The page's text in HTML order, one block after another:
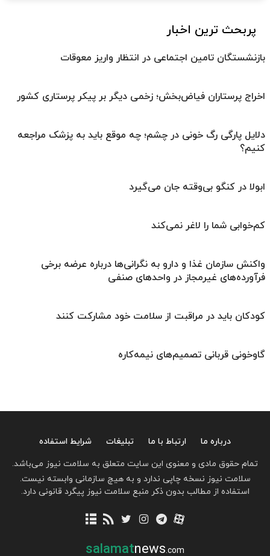
پربحث ترین اخبار
بازنشستگان تامین اجتماعی در انتظار واریز معوقات
اخراج پرستاران فیاض‌بخش؛ زخمی دیگر بر پیکر پرستاری کشور
دلایل پارگی رگ خونی در چشم؛ چه موقع باید به پزشک مراجعه
کنیم؟
ابولا در کنگو بی‌وقته جان می‌گیرد
کم‌خوابی شما را لاغر نمی‌کند
واکنش سازمان غذا و دارو به نگرانی‌ها درباره عرضه برخی
فرآورده‌های غیرمجاز در واحدهای صنفی
کودکان باید در مراقبت از سلامت خود مشارکت کنند
گاوخونی قربانی تصمیم‌های نیمه‌کاره
درباره ما ارتباط با ما تبلیغات
شرایط استفاده
تمام حقوق مادی و معنوی این سایت متعلق به سلامت نیوز می‌باشد.
سلامت نیوز نسخه چاپی ندارد و به هیچ سازمانی وابسته نیست.
استفاده از مطالب بدون ذکر منبع سلامت نیوز پیگرد قانونی دارد.
salamatnews.com